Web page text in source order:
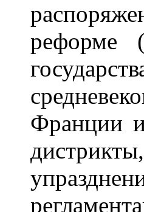
реформе
Франции